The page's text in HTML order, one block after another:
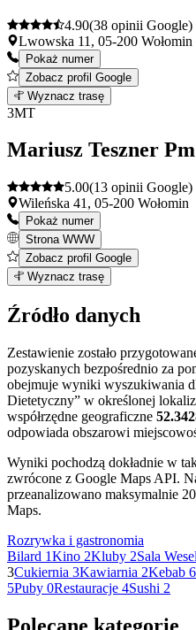
4.90(38 opinii Google)
Lwowska 11, 05-200 Wołomin
Pokaż numer
Zobacz profil Google
+
−
Wyznacz trasę
3MT
Mariusz Teszner
5.00(13 opinii Google)
Wileńska 41, 05-200 Wołomin
Pokaż numer
Strona WWW
Zobacz profil Google
+
−
Wyznacz trasę
Źródło danych
Zestawienie zostało
pozyskanych bezpośrednio za
obejmuje wyniki wyszukiwania
Dietetyczny” w określonej
współrzędne geograficzne
odpowiada obszarowi
Wyniki pochodzą dokładnie w
zwrócone z Google Maps API.
przeanalizowano maksymalnie
Maps.
Rozrywka i gastronomia
Bilard 1Kino 2Kluby 2Sala
3Cukiernia 3Kawiarnia 2Kebab 6
5Puby 0Restauracje 4Sushi 2